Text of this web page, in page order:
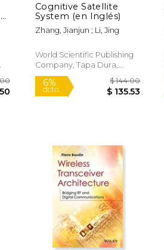
$ 161.50
Cognitive Satellite
System (en Inglés)
Zhang, Jianjun ; Li, Jing
World Scientific Publishing
Company, Tapa Dura,
Nuevo
6%
dcto.